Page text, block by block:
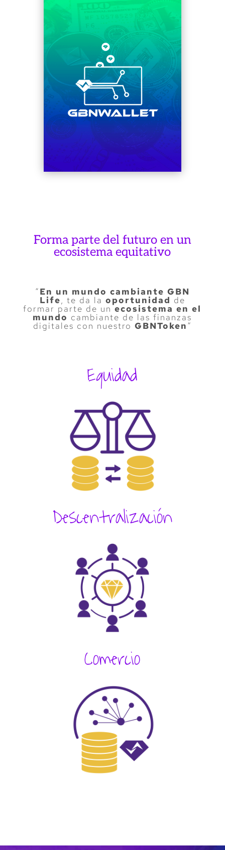
Forma parte del futuro en un
ecosistema equitativo
“En un mundo cambiante GBN
Life, te da la oportunidad de
formar parte de unecosistema en el
mundo cambiante de las finanzas
digitales con nuestro GBNToken“
Equidad
Descentralización
Comercio